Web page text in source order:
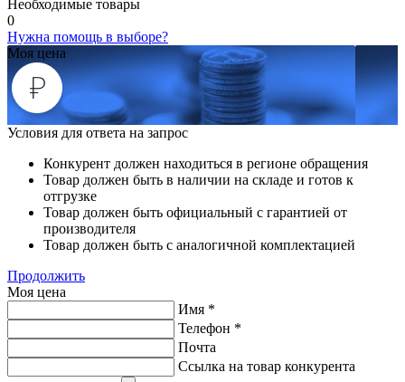
Необходимые товары
0
Нужна помощь в выборе?
Моя цена
Условия для ответа на запрос
Конкурент должен находиться в регионе обращения
Товар должен быть в наличии на складе и готов к
отгрузке
Товар должен быть официальный с гарантией от
производителя
Товар должен быть с аналогичной комплектацией
Продолжить
Моя цена
Имя *
Телефон *
Почта
Ссылка на товар конкурента